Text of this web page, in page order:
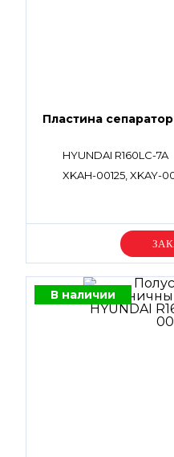
Пластина
HYUNDAI R160LC-7A
XKAH-00125, XKAY-
В наличии